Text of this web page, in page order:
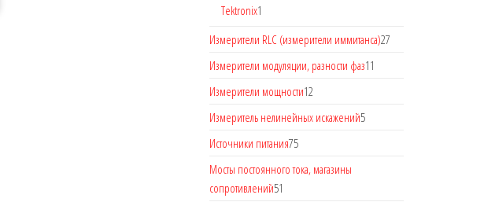
Tektronix1
Измерители RLC (измерители иммитанса)27
Измерители модуляции, разности фаз11
Измерители мощности12
Измеритель нелинейных искажений5
Источники питания75
Мосты постоянного тока, магазины
сопротивлений51